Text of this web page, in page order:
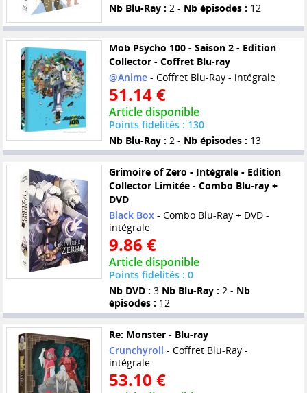
Nb Blu-Ray : 2 - Nb épisodes : 12
Mob Psycho 100 - Saison 2 - Edition
Collector - Coffret Blu-ray
@Anime- Coffret Blu-Ray - intégrale
51.14 €
Article disponible
Points fidelités : 130
Nb Blu-Ray : 2 - Nb épisodes : 13
Grimoire of Zero - Intégrale - Edition
Collector Limitée - Combo Blu-ray +
DVD
Black Box- Combo Blu-Ray + DVD -
intégrale
9.86 €
Article disponible
Points fidelités : 0
Nb DVD : 3 Nb Blu-Ray : 2 - Nb
épisodes : 12
Re: Monster - Blu-ray
Crunchyroll - Coffret Blu-Ray -
intégrale
53.10 €